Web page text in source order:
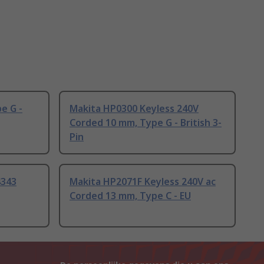
G -
Makita HP0300 Keyless 240V
Corded 10 mm, Type G - British 3-
Pin
Makita HP2071F Keyless 240V ac
Corded 13 mm, Type C - EU